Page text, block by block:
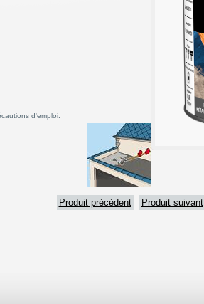
d'emploi.
Produit précédent Produit suivant